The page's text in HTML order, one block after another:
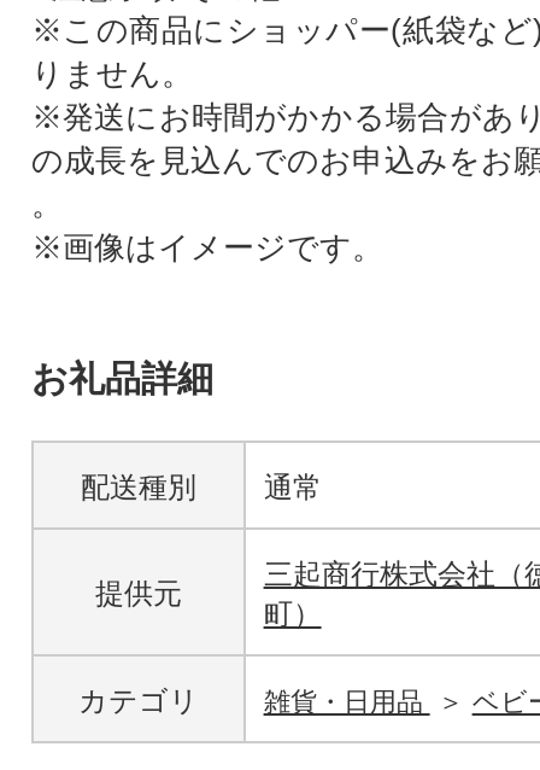
※この商品にショッパー(紙袋な
りません。
※発送にお時間がかかる場合があ
の成長を見込んでのお申込みをお
。
※画像はイメージです。
お礼品詳細
配送種別 通常
提供元
三起商行株式会社（
町）
カテゴリ 雑貨・日用品 ベビ